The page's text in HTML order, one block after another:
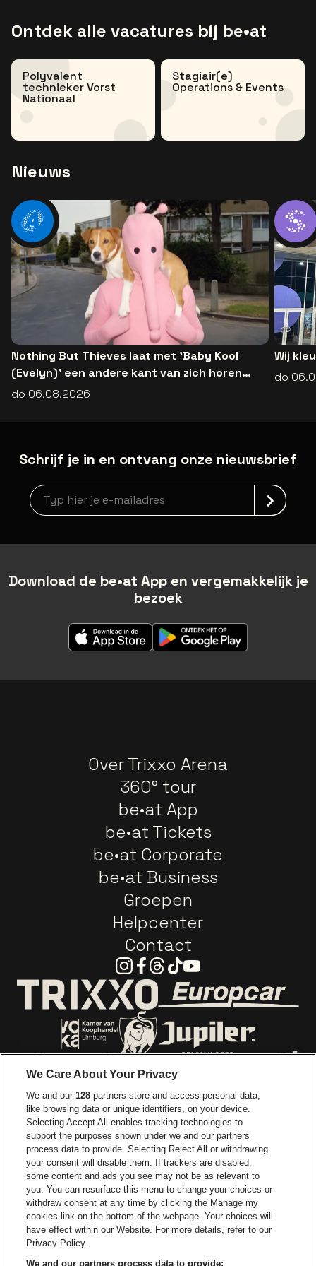
Ontdek alle vacatures bij be•at
Polyvalent
technieker Vorst
Nationaal
Stagiair(e)
Operations & Events
Nieuws
Nothing But Thieves laat met 'Baby Kool
(Evelyn)' een andere kant van zich horen
[video]
do 06.08.2026
Wij
do
Schrijf je in en ontvang onze nieuwsbrief
Nieuwsbrief aanmelding
Download de be•at App en vergemakkelijk je
bezoek
Over Trixxo Arena
360° tour
be•at App
be•at Tickets
be•at Corporate
be•at Business
Groepen
Helpcenter
Contact
Instagram
Facebook
Threads
TiktokYoutube
Ga naar de website van Trixxo
Ga naar de website van Voka Limburg
Ga naar de website van Coca-Cola
Ga naar de website van
Ga naar
Ga naar de website van Champagne
Ga naar de website
Ga naar de website van Het
Ga naar de
Ga naar de website van Holiday
Ga naar de
Trixxo Arena is een deel vanbe•at
Trixxo Arena
We Care About Your Privacy
We and our128 partners store and access personal data,
like browsing data or unique identifiers, on your device.
Selecting Accept All enables tracking technologies to
support the purposes shown under we and our partners
process data to provide. Selecting Reject All or withdrawing
your consent will disable them. If trackers are disabled,
some content and ads you see may not be as relevant to
you. You can resurface this menu to change your choices or
withdraw consent at any time by clicking the Manage my
cookies link on the bottom of the webpage. Your choices will
have effect within our Website. For more details, refer to our
Privacy Policy.
We and our partners process data to provide: